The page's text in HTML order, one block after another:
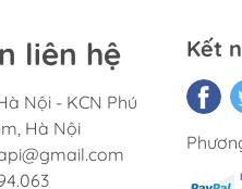
liên hệ
Nội - KCN Phú
Hà Nội
Kết